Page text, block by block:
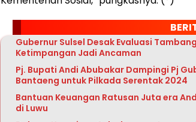
Gubernur Sulsel Desak Evaluasi
Ketimpangan Jadi Ancaman
Pj. Bupati Andi Abubakar Dampingi Pj
Bantaeng untuk Pilkada Serentak 2024
Bantuan Keuangan Ratusan Juta era
di Luwu